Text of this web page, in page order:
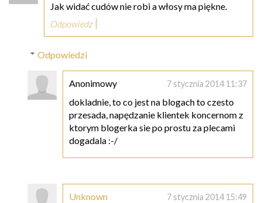
Jak widać cudów nie robi a włosy ma piękne.
Odpowiedz
Odpowiedzi
Anonimowy 7 stycznia 2014 11:37
dokladnie, to co jest na blogach to czesto
przesada, napędzanie klientek koncernom z
ktorym blogerka sie po prostu za plecami
dogadala :-/
Unknown 7 stycznia 2014 15:49